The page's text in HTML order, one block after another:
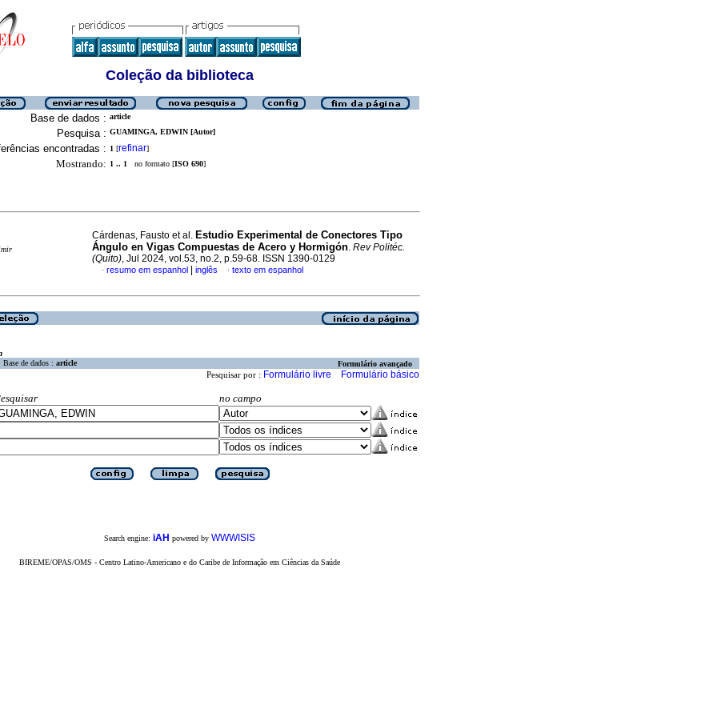
Coleção da biblioteca
Base de dados : article
Pesquisa : GUAMINGA, EDWIN [Autor]
encontradas : 1 [refinar]
Mostrando: 1 .. 1 no formato [ISO 690]
Cárdenas, Fausto et al. Estudio Experimental de Conectores Tipo
Ángulo en Vigas Compuestas de Acero y Hormigón. Rev Politéc.
(Quito), Jul 2024, vol.53, no.2, p.59-68. ISSN 1390-0129
· resumo em espanhol inglês · texto em espanhol
Base de dados : article Formulário avançado
Pesquisar por : Formulário livre Formulário básico
no campo
Search engine: iAH powered by WWWISIS
BIREME/OPAS/OMS - Centro Latino-Americano e do Caribe de Informação em Ciências da Saúde